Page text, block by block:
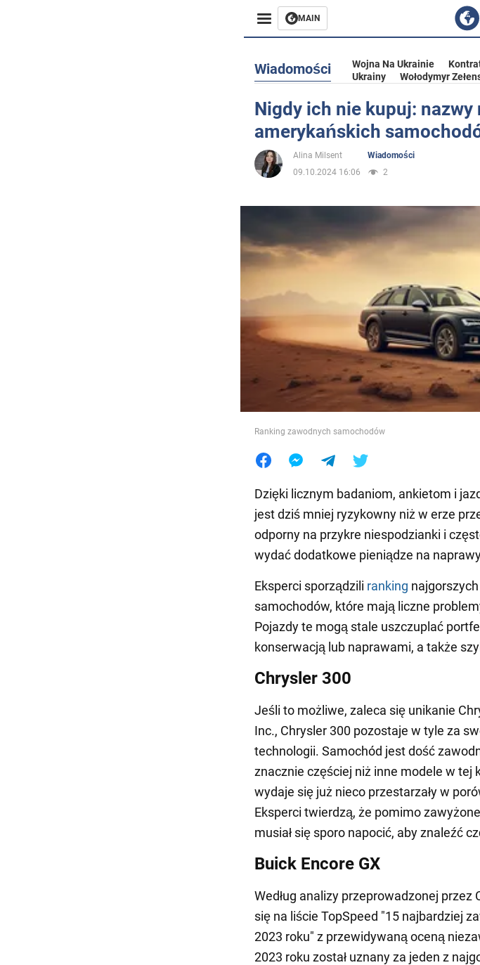
MAIN
Rozrywka
Życie
Wojna na Ukrainie
Jedzenie
Wiadomości Wojna Na Ukrainie
Ukrainy
Wołodymyr
Nigdy ich nie kupuj: nazwy
amerykańskich
Alina Milsent
Wiadomości
09.10.2024 16:06
2
Ranking zawodnych samochodów
Dzięki licznym badaniom, ankietom i
jest dziś mniej ryzykowny niż w erze
odporny na przykre niespodzianki i
wydać dodatkowe pieniądze na
Eksperci sporządzili ranking
samochodów, które mają liczne
Pojazdy te mogą stale uszczuplać
konserwacją lub naprawami, a także
Chrysler 300
Jeśli to możliwe, zaleca się unikanie
Inc., Chrysler 300 pozostaje w tyle za
technologii. Samochód jest dość
znacznie częściej niż inne modele w tej
wydaje się już nieco przestarzały w
Eksperci twierdzą, że pomimo
musiał się sporo napocić, aby znaleźć
Buick Encore GX
Według analizy przeprowadzonej przez
się na liście TopSpeed "15 najbardziej
2023 roku" z przewidywaną oceną
2023 roku został uznany za jeden z